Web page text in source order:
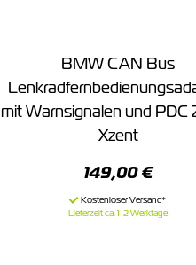
BMW CAN Bus
mit Warnsignalen und PDC
Xzent
149,00 €
Lieferzeit ca. 1-2 Werktage